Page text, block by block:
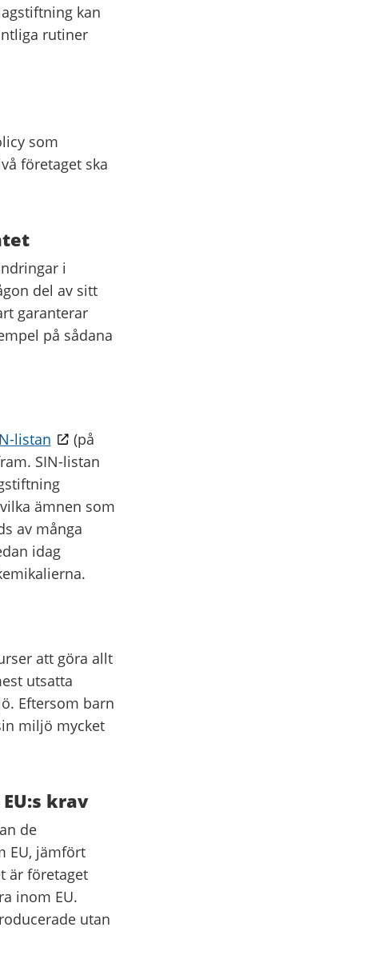
kan
rutiner
som
företaget ska
i
del av sitt
garanterar
på sådana
listan
(på
SIN-listan
ämnen som
av många
idag
att göra allt
utsatta
Eftersom barn
miljö mycket
krav
de
EU, jämfört
är företaget
inom EU.
utan